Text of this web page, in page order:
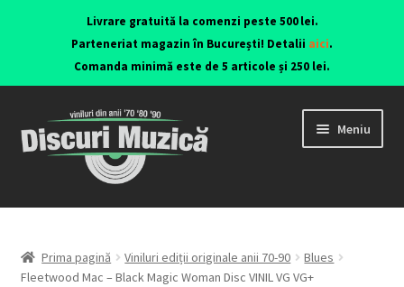
Livrare gratuită la comenzi peste 500 lei.
Parteneriat magazin în București! Detalii aici.
Comanda minimă este de 5 articole și 250 lei.
Meniu
Viniluri ediții originale anii 70-90
CD-uri originale
Prima pagină Viniluri ediții originale anii 70-90
Blues
Fleetwood Mac – Black Magic Woman Disc VINIL VG VG+